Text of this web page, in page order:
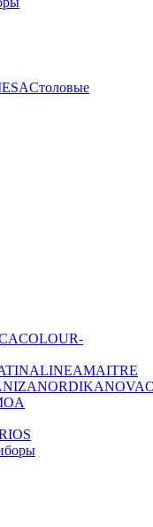
Столовые
COLOUR-
LINEAMAITRE
NIZANORDIKANOVA